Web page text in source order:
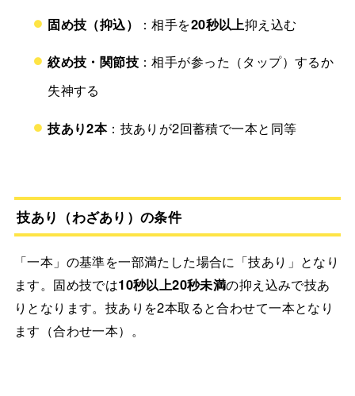
固め技（抑込）
：相手を20秒以上抑え込む
絞め技・関節技 ：相手が参った（タップ）するか
失神する
技あり2本：技ありが2回蓄積で一本と同等
技あり（わざあり）の条件
「一本」の基準を一部満たした場合に「技あり」となり
ます。固め技では10秒以上20秒未満の抑え込みで技あ
りとなります。技ありを2本取ると合わせて一本となり
ます（合わせ一本）。